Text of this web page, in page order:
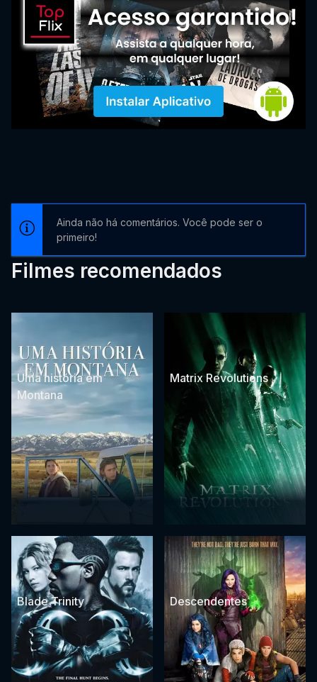
Ainda não há comentários. Você pode ser o
primeiro!
Filmes recomendados
Uma história em
Montana
Matrix Revolutions
Blade Trinity Descendentes